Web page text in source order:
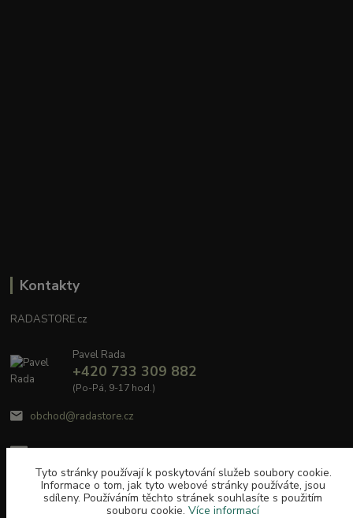
Kontakty
RADASTORE.cz
Pavel Rada
+420 733 309 882
(Po-Pá, 9-17 hod.)
obchod@radastore.cz
Tyto stránky používají k poskytování služeb soubory cookie.
Informace o tom, jak tyto webové stránky používáte, jsou
sdíleny. Používáním těchto stránek souhlasíte s použitím
souboru cookie. Více informací